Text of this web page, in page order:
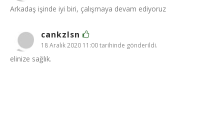
Arkadaş işinde iyi biri, çalışmaya devam ediyoruz
cankzlsn
18 Aralık 2020 11:00 tarihinde gönderildi.
elinize sağlık.